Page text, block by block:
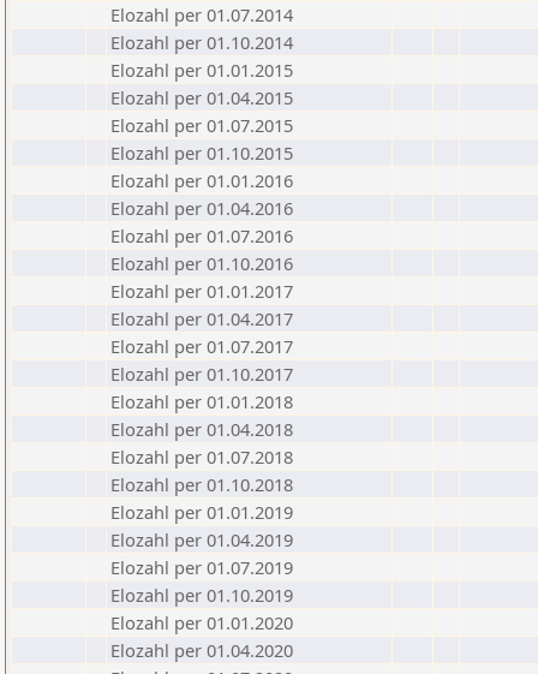
Elozahl per 01.07.2014
Elozahl per 01.10.2014
Elozahl per 01.01.2015
Elozahl per 01.04.2015
Elozahl per 01.07.2015
Elozahl per 01.10.2015
Elozahl per 01.01.2016
Elozahl per 01.04.2016
Elozahl per 01.07.2016
Elozahl per 01.10.2016
Elozahl per 01.01.2017
Elozahl per 01.04.2017
Elozahl per 01.07.2017
Elozahl per 01.10.2017
Elozahl per 01.01.2018
Elozahl per 01.04.2018
Elozahl per 01.07.2018
Elozahl per 01.10.2018
Elozahl per 01.01.2019
Elozahl per 01.04.2019
Elozahl per 01.07.2019
Elozahl per 01.10.2019
Elozahl per 01.01.2020
Elozahl per 01.04.2020